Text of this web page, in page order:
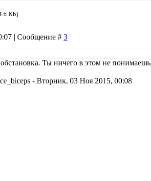
Kb)
| Сообщение # 3
Ты ничего в этом не понимаешь
- Вторник, 03 Ноя 2015, 00:08